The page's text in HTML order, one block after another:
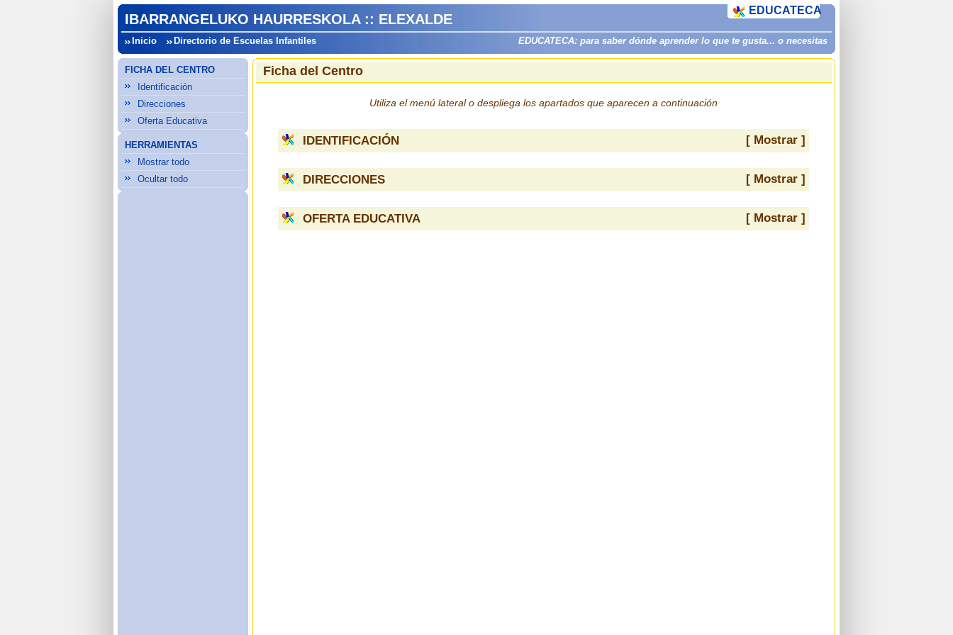
IBARRANGELUKO HAURRESKOLA :: ELEXALDE
Inicio Directorio de Escuelas Infantiles EDUCATECA: para saber dónde aprender lo que te gusta... o necesitas
EDUCATECA
FICHA DEL CENTRO
Identificación
Direcciones
Oferta Educativa
HERRAMIENTAS
Mostrar todo
Ocultar todo
Ficha del Centro
Utiliza el menú lateral o despliega los apartados que aparecen a continuación
IDENTIFICACIÓN [ Mostrar ]
DIRECCIONES [ Mostrar ]
OFERTA EDUCATIVA [ Mostrar ]